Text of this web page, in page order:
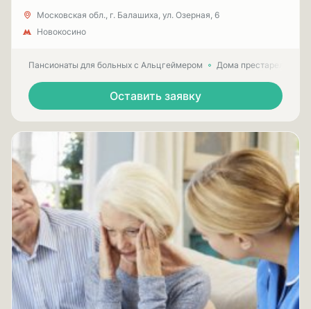
Московская обл., г. Балашиха, ул. Озерная, 6
Новокосино
Пансионаты для больных с Альцгеймером Дома престарелых
Оставить заявку